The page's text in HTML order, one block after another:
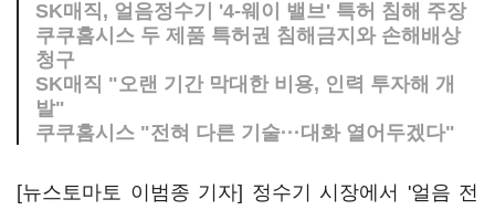
SK매직, 얼음정수기 '4-웨이 밸브' 특허 침해 주장
쿠쿠홈시스 두 제품 특허권 침해금지와 손해배상
청구
SK매직 "오랜 기간 막대한 비용, 인력 투자해 개
발"
쿠쿠홈시스 "전혀 다른 기술···대화 열어두겠다"
[뉴스토마토 이범종 기자] 정수기 시장에서 '얼음 전